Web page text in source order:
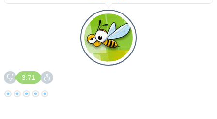
3.71